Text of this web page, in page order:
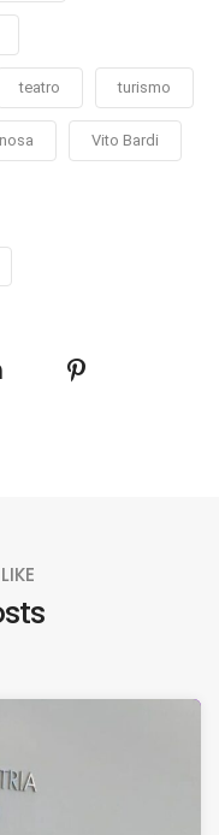
teatro turismo
Vito Bardi